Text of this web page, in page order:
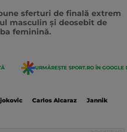
sferturi de finală extrem
masculin și deosebit de
feminină.
URMĂREȘTE SPORT.RO ÎN GOOGLE
Carlos Alcaraz
Jannik